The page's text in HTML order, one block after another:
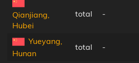
Qianjiang,
Hubei
total -
Yueyang,
Hunan
total -